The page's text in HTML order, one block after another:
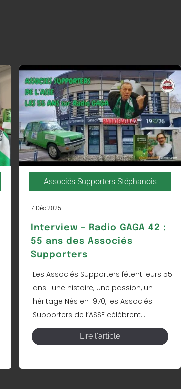
Associés Supporters Stéphanois
7 Déc 2025
Interview – Radio GAGA 42 :
55 ans des Associés
Supporters
Les Associés Supporters fêtent leurs 55
ans : une histoire, une passion, un
héritage Nés en 1970, les Associés
Supporters de l’ASSE célèbrent...
Lire l'article